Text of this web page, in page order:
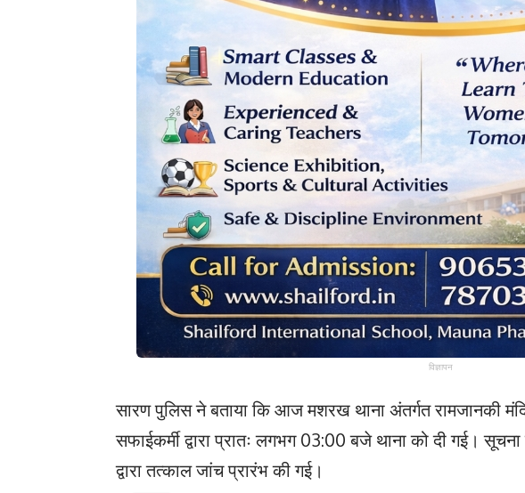
विज्ञापन
सारण पुलिस ने बताया कि आज मशरख थाना अंतर्गत रामजानकी
सफाईकर्मी द्वारा प्रातः लगभग 03:00 बजे थाना को दी गई।
द्वारा तत्काल जांच प्रारंभ की गई।